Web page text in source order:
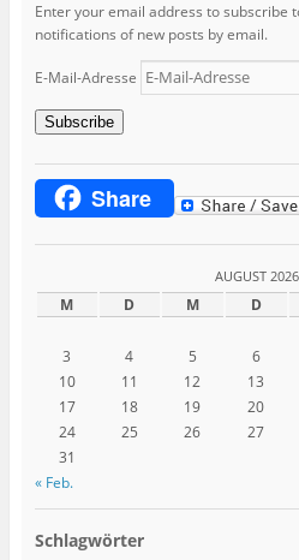
Enter your email address to subscribe
notifications of new posts by email.
E-Mail-Adresse
Subscribe
Share
AUGUST 2026
M D M D
3
4 5 6
10
11 12 13
17
18 19 20
24
25 26 27
31
« Feb.
Schlagwörter